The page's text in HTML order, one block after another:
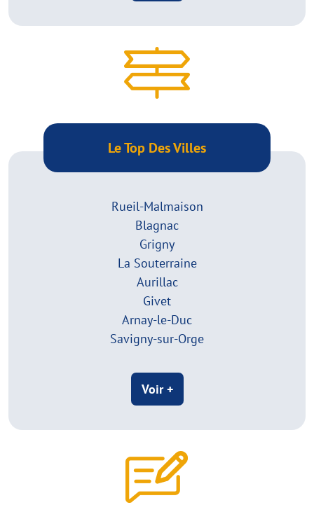
Le Top Des Villes
Rueil-Malmaison
Blagnac
Grigny
La Souterraine
Aurillac
Givet
Arnay-le-Duc
Savigny-sur-Orge
Voir +